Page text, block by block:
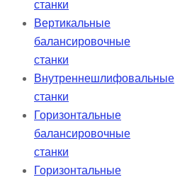
станки
Вертикальные
балансировочные
станки
Внутреннешлифовальные
станки
Горизонтальные
балансировочные
станки
Горизонтальные